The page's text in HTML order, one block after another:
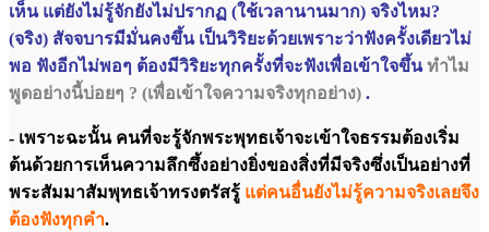
เห็น แต่ยังไม่รู้จักยังไม่ปรากฏ (ใช้เวลานานมาก) จริงไหม?
(จริง) สัจจบารมีมั่นคงขึ้น เป็นวิริยะด้วยเพราะว่าฟังครั้งเดียวไม่
พอ ฟังอีกไม่พอๆ ต้องมีวิริยะทุกครั้งที่จะฟังเพื่อเข้าใจขึ้นทำไม
พูดอย่างนี้บ่อยๆ ? (เพื่อเข้าใจความจริงทุกอย่าง) .
- เพราะฉะนั้น คนที่จะรู้จักพระพุทธเจ้าจะเข้าใจธรรมต้องเริ่ม
ต้นด้วยการเห็นความลึกซึ้งอย่างยิ่งของสิ่งที่มีจริงซึ่งเป็นอย่างที่
พระสัมมาสัมพุทธเจ้าทรงตรัสรู้ แต่คนอื่นยังไม่รู้ความจริงเลยจึง
ต้องฟังทุกคำ.